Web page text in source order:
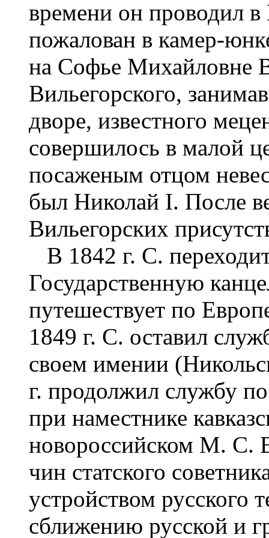
времени он проводил в
пожалован в камер-
на Софье Михайловне
Вильегорского,
дворе, известного
совершилось в малой
посаженым отцом
был Николай I. После
Вильегорских
В 1842 г. С.
Государственную
путешествует по
1849 г. С. оставил
своем имении
г. продолжил службу
при наместнике
новороссийском М. С.
чин статского
устройством русского
сближению русской и